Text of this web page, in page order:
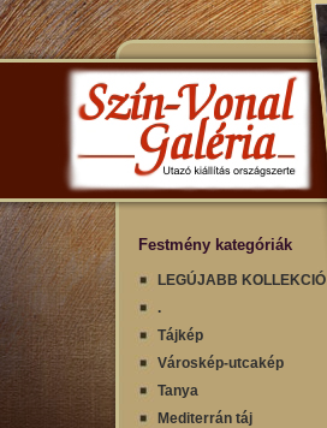
Festmény kategóriák
LEGÚJABB KOLLEKCIÓ
.
Tájkép
Városkép-utcakép
Tanya
Mediterrán táj